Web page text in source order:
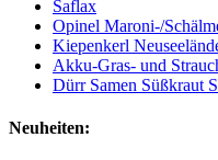
Saflax
Opinel Maroni-/
Kiepenkerl
Akku-Gras- und
Dürr Samen Süßkraut
Neuheiten: